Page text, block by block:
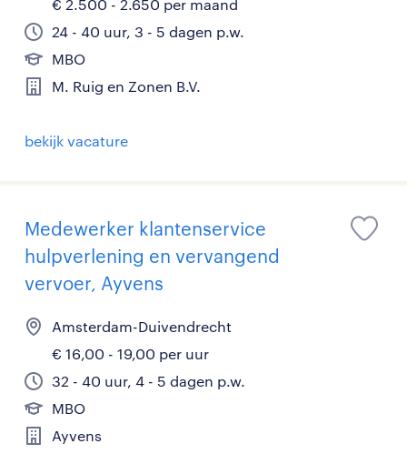
€ 2.500 - 2.650 per maand
24 - 40 uur, 3 - 5 dagen p.w.
MBO
M. Ruig en Zonen B.V.
bekijk vacature
Medewerker klantenservice
hulpverlening en vervangend
vervoer, Ayvens
Amsterdam-Duivendrecht
€ 16,00 - 19,00 per uur
32 - 40 uur, 4 - 5 dagen p.w.
MBO
Ayvens